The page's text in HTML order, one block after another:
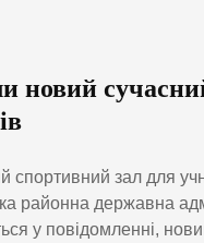
новий
спортивний зал для
районна державна
у повідомленні,